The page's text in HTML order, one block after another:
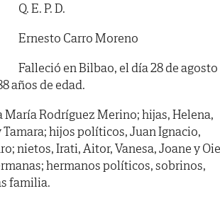
Q. E. P. D.
Ernesto Carro Moreno
Falleció en Bilbao, el día 28 de agosto
años de edad.
María Rodríguez Merino; hijas, Helena,
Tamara; hijos políticos, Juan Ignacio,
nietos, Irati, Aitor, Vanesa, Joane y
hermanos políticos, sobrinos,
familia.